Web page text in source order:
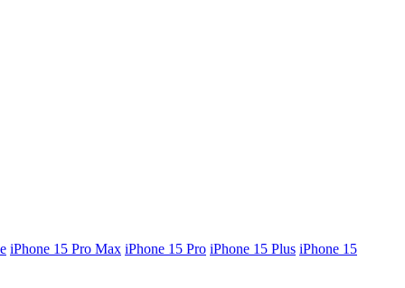
iPhone 15 Pro Max iPhone 15 Pro iPhone 15 Plus iPhone 15